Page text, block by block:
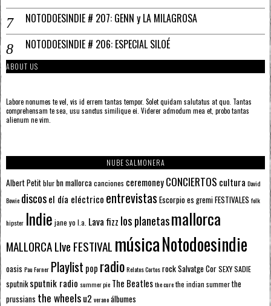
NOTODOESINDIE # 207: GENN y LA MILAGROSA
NOTODOESINDIE # 206: ESPECIAL SILOÉ
ABOUT US
Labore nonumes te vel, vis id errem tantas tempor. Solet quidam salutatus at quo. Tantas
comprehensam te sea, usu sanctus similique ei. Viderer admodum mea et, probo tantas
alienum ne vim.
NUBE SALMONERA
Albert Petitblurbn mallorcacanciones ceremoneyCONCIERTOS cultura David
Bowie discosel día eléctrico entrevistas Escorpioes gremiFESTIVALES folk
hipster Indie jane yo l.a. Lava fizz los planetasmallorca
MALLORCA LIve FESTIVAL músicaNotodoesindie
oasis Pau Forner Playlist pop radioRelatos CortosrockSalvatge CorSEXY SADIE
sputnik sputnik radio summer pie The Beatlesthe curethe indian summerthe
prussians the wheelsu2 veranoálbumes